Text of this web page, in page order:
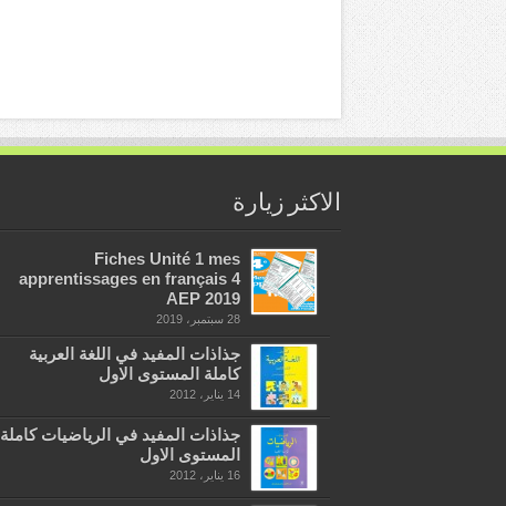
الاكثر زيارة
Fiches Unité 1 mes
apprentissages en français 4
AEP 2019
28 سبتمبر، 2019
جذاذات المفيد في اللغة العربية
كاملة المستوى الاول
14 يناير، 2012
جذاذات المفيد في الرياضيات كاملة
المستوى الاول
16 يناير، 2012